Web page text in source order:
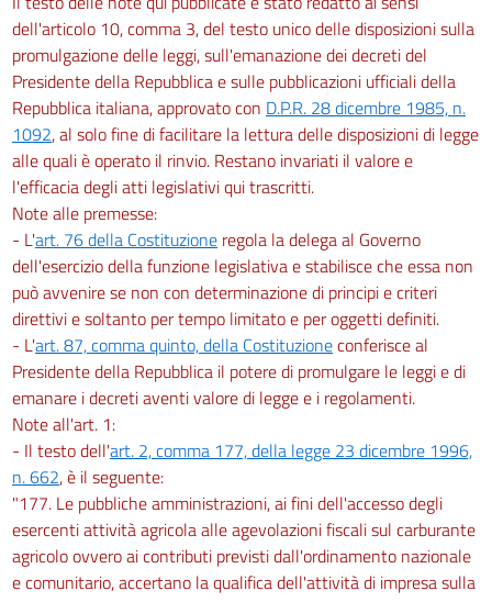
dell'articolo 10, comma 3, del testo unico delle disposizioni sulla
promulgazione delle leggi, sull'emanazione dei decreti del
Presidente della Repubblica e sulle pubblicazioni ufficiali della
Repubblica italiana, approvato con D.P.R. 28 dicembre 1985, n.
1092, al solo fine di facilitare la lettura delle disposizioni di legge
alle quali è operato il rinvio. Restano invariati il valore e
l'efficacia degli atti legislativi qui trascritti.
Note alle premesse:
- L'art. 76 della Costituzione regola la delega al Governo
dell'esercizio della funzione legislativa e stabilisce che essa non
può avvenire se non con determinazione di principi e criteri
direttivi e soltanto per tempo limitato e per oggetti definiti.
- L'art. 87, comma quinto, della Costituzioneconferisce al
Presidente della Repubblica il potere di promulgare le leggi e di
emanare i decreti aventi valore di legge e i regolamenti.
Note all'art. 1:
- Il testo dell'art. 2, comma 177, della legge 23 dicembre 1996,
n. 662, è il seguente:
"177. Le pubbliche amministrazioni, ai fini dell'accesso degli
esercenti attività agricola alle agevolazioni fiscali sul carburante
agricolo ovvero ai contributi previsti dall'ordinamento nazionale
e comunitario, accertano la qualifica dell'attività di impresa sulla